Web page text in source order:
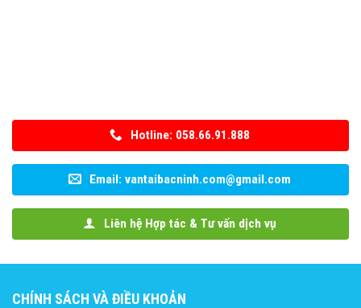
Hotline: 058.66.91.888
Email: vantaibacninh.com@gmail.com
Liên hệ Hợp tác & Tư vấn dịch vụ
CHÍNH SÁCH VÀ ĐIỀU KHOẢN